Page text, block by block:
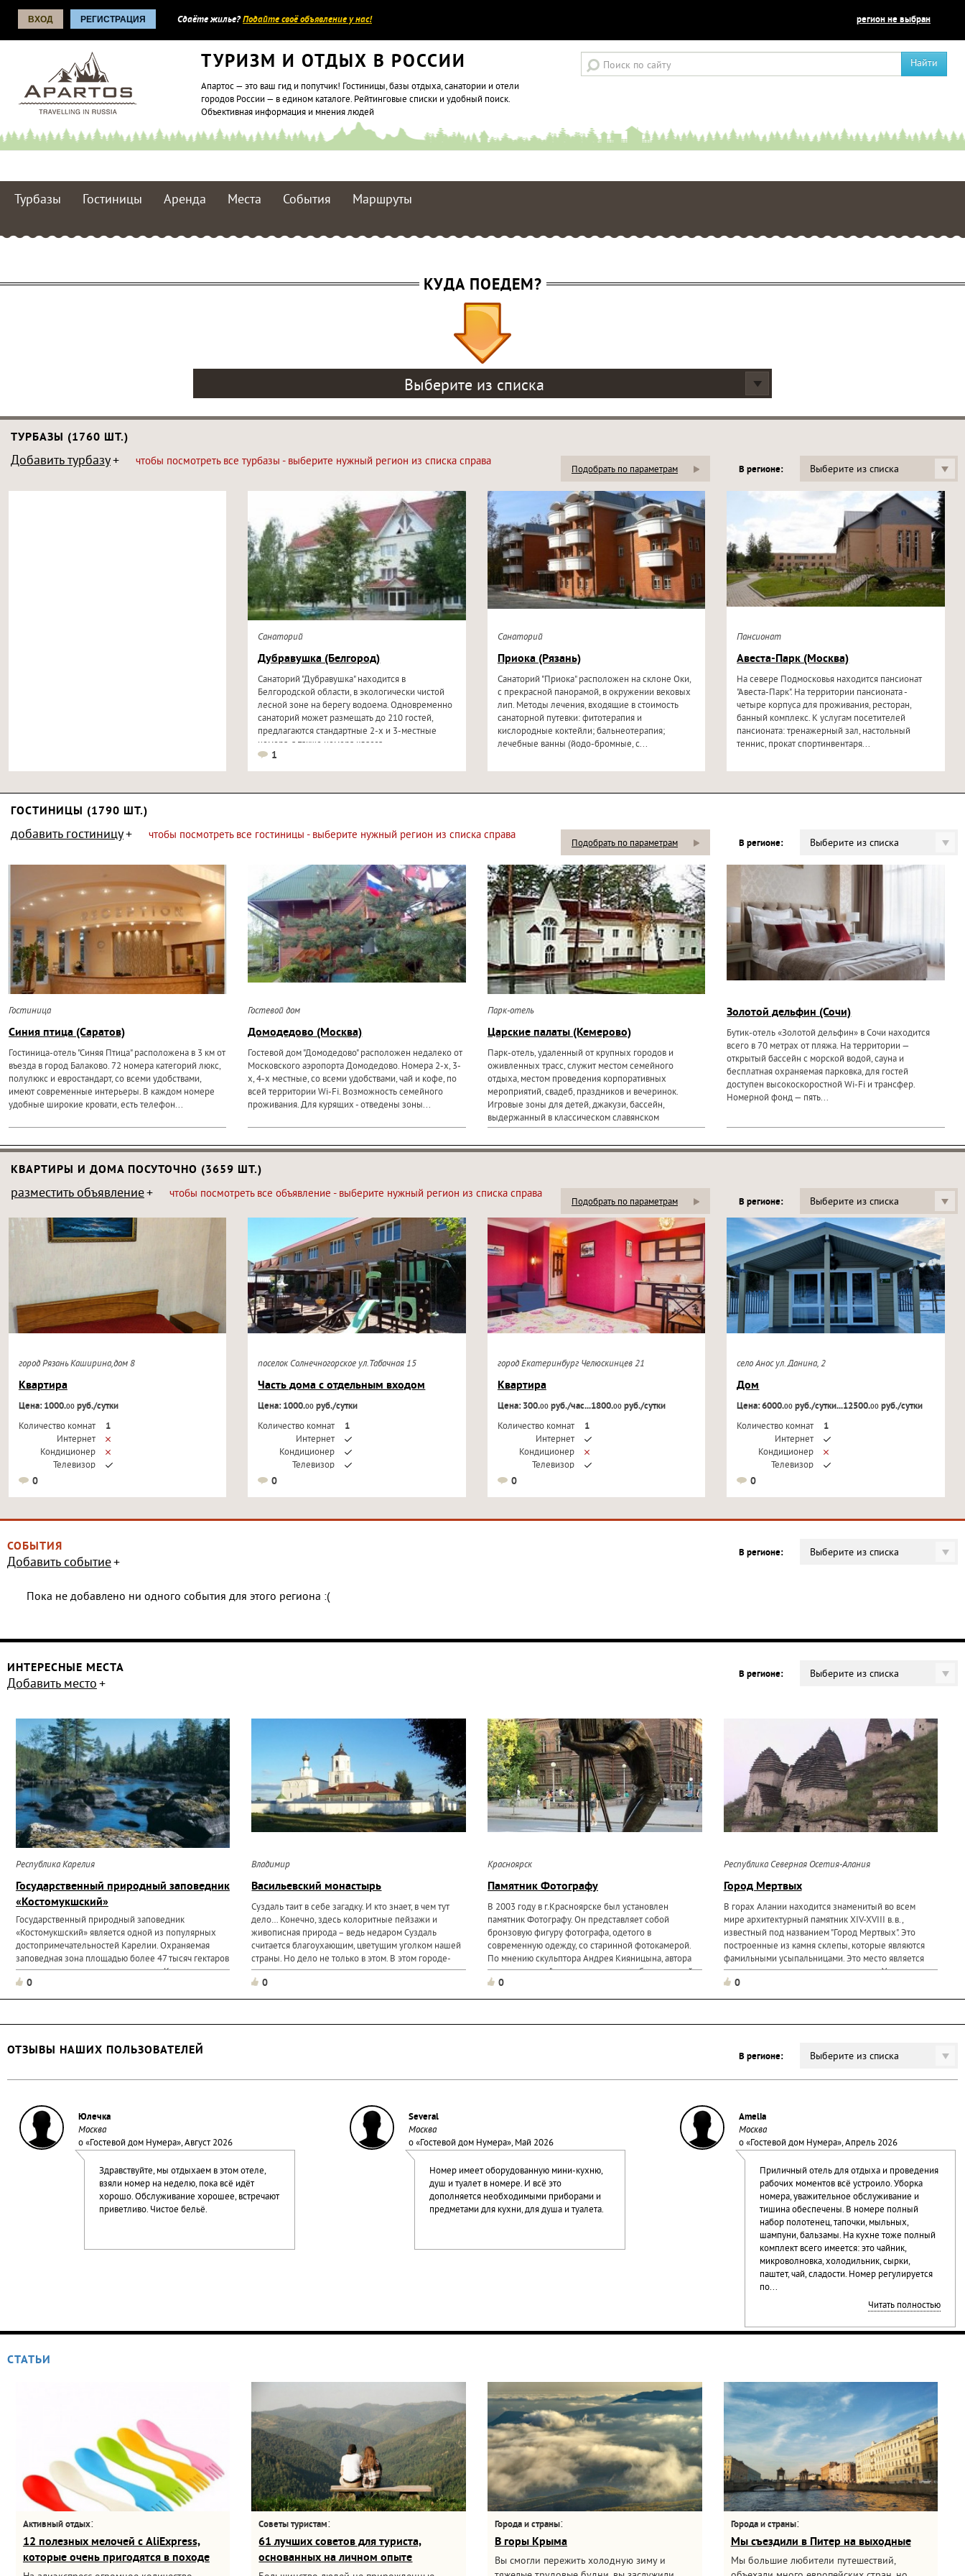
ВХОД РЕГИСТРАЦИЯ Сдаёте жилье?Подайте своё объявление у нас! регион не выбран
ТУРИЗМ И ОТДЫХ В РОССИИ
Апартос — это ваш гид и попутчик! Гостиницы, базы отдыха, санатории и отели
городов России — в едином каталоге. Рейтинговые списки и удобный поиск.
Объективная информация и мнения людей
Найти
Турбазы Гостиницы Аренда Места События Маршруты
КУДА ПОЕДЕМ?
Выберите из списка
ТУРБАЗЫ (1760 ШТ.)
Добавить турбазу чтобы посмотреть все турбазы - выберите нужный регион из списка справа
Подобрать по параметрам В регионе: Выберите из списка
Санаторий
Дубравушка (Белгород)
Санаторий "Дубравушка" находится в
Белгородской области, в экологически чистой
лесной зоне на берегу водоема. Одновременно
санаторий может размещать до 210 гостей,
предлагаются стандартные 2-х и 3-местные
номера, а также номера класса...
1
Санаторий
Приока (Рязань)
Санаторий "Приока" расположен на склоне Оки,
с прекрасной панорамой, в окружении вековых
лип. Методы лечения, входящие в стоимость
санаторной путевки: фитотерапия и
кислородные коктейли; бальнеотерапия;
лечебные ванны (йодо-бромные, с...
Пансионат
Авеста-Парк (Москва)
На севере Подмосковья находится пансионат
"Авеста-Парк". На территории пансионата -
четыре корпуса для проживания, ресторан,
банный комплекс. К услугам посетителей
пансионата: тренажерный зал, настольный
теннис, прокат спортинвентаря...
ГОСТИНИЦЫ (1790 ШТ.)
добавить гостиницу чтобы посмотреть все гостиницы - выберите нужный регион из списка справа
Подобрать по параметрам В регионе: Выберите из списка
Гостиница
Синия птица (Саратов)
Гостиница-отель "Синяя Птица" расположена в 3 км от
въезда в город Балаково. 72 номера категорий люкс,
полулюкс и евростандарт, со всеми удобствами,
имеют современные интерьеры. В каждом номере
удобные широкие кровати, есть телефон...
Гостевой дом
Домодедово (Москва)
Гостевой дом "Домодедово" расположен недалеко от
Московского аэропорта Домодедово. Номера 2-х, 3-
х, 4-х местные, со всеми удобствами, чай и кофе, по
всей территории Wi-Fi. Возможность семейного
проживания. Для курящих - отведены зоны...
Парк-отель
Царские палаты (Кемерово)
Парк-отель, удаленный от крупных городов и
оживленных трасс, служит местом семейного
отдыха, местом проведения корпоративных
мероприятий, свадеб, праздников и вечеринок.
Игровые зоны для детей, джакузи, бассейн,
выдержанный в классическом славянском
Золотой дельфин (Сочи)
Бутик-отель «Золотой дельфин» в Сочи находится
всего в 70 метрах от пляжа. На территории —
открытый бассейн с морской водой, сауна и
бесплатная охраняемая парковка, для гостей
доступен высокоскоростной Wi-Fi и трансфер.
Номерной фонд — пять...
КВАРТИРЫ И ДОМА ПОСУТОЧНО (3659 ШТ.)
разместить объявление чтобы посмотреть все объявление - выберите нужный регион из списка справа
Подобрать по параметрам В регионе: Выберите из списка
город Рязань Каширина,дом 8
Квартира
Цена: 1000.00руб./сутки
Количество комнат
1
Интернет
Кондиционер
Телевизор
0
поселок Солнечногорское ул.Табачная 15
Часть дома с отдельным входом
Цена: 1000.00 руб./сутки
Количество комнат
1
Интернет
Кондиционер
Телевизор
0
город Екатеринбург Челюскинцев 21
Квартира
Цена: 300.00руб./час...1800.00руб./сутки
Количество комнат
1
Интернет
Кондиционер
Телевизор
0
село Анос ул. Данина, 2
Дом
Цена: 6000.00 руб./сутки...12500.00 руб./сутки
Количество комнат
1
Интернет
Кондиционер
Телевизор
0
СОБЫТИЯ
Добавить событие
В регионе: Выберите из списка
Пока не добавлено ни одного события для этого региона :(
ИНТЕРЕСНЫЕ МЕСТА
Добавить место
В регионе: Выберите из списка
Республика Карелия
Государственный природный заповедник
«Костомукшский»
Государственный природный заповедник
«Костомукшский» является одной из популярных
достопримечательностей Карелии. Охраняемая
заповедная зона площадью более 47 тысяч гектаров
расположена неподалеку от города Костомукши и
граничит с Финляндией. В 1983 году этой
территории был присвоен...
0
Владимир
Васильевский монастырь
Суздаль таит в себе загадку. И кто знает, в чем тут
дело… Конечно, здесь колоритные пейзажи и
живописная природа – ведь недаром Суздаль
считается благоухающим, цветущим уголком нашей
страны. Но дело не только в этом. В этом городе-
музее есть не только памятники искусства и
культуры...
0
Красноярск
Памятник Фотографу
В 2003 году в г.Красноярске был установлен
памятник Фотографу. Он представляет собой
бронзовую фигуру фотографа, одетого в
современную одежду, со старинной фотокамерой.
По мнению скульптора Андрея Кияницына, автора
памятника, ему "удалось воплотить собирательный
образ фотографа и показать связь...
0
Республика Северная Осетия-Алания
Город Мертвых
В горах Алании находится знаменитый во всем
мире архитектурный памятник XIV-XVIII в.в.,
известный под названием "Город Мертвых". Это
построенные из камня склепы, которые являются
фамильными усыпальницами. Это место является
одним из самых значимых для осетин. Усыпальницы
объединены в...
0
ОТЗЫВЫ НАШИХ ПОЛЬЗОВАТЕЛЕЙ В регионе: Выберите из списка
Юлечка
Москва
о «Гостевой дом Нумера», Август 2026
Здравствуйте, мы отдыхаем в этом отеле,
взяли номер на неделю, пока всё идёт
хорошо. Обслуживание хорошее, встречают
приветливо. Чистое бельё.
Several
Москва
о «Гостевой дом Нумера», Май 2026
Номер имеет оборудованную мини-кухню,
душ и туалет в номере. И всё это
дополняется необходимыми приборами и
предметами для кухни, для душа и туалета.
Amelia
Москва
о «Гостевой дом Нумера», Апрель 2026
Приличный отель для отдыха и проведения
рабочих моментов всё устроило. Уборка
номера, уважительное обслуживание и
тишина обеспечены. В номере полный
набор полотенец, тапочки, мыльных,
шампуни, бальзамы. На кухне тоже полный
комплект всего имеется: это чайник,
микроволновка, холодильник, сырки,
паштет, чай, сладости. Номер регулируется
по...
Читать полностью
СТАТЬИ
Активный отдых:
12 полезных мелочей с AliExpress,
которые очень пригодятся в походе
Советы туристам:
61 лучших советов для туриста,
основанных на личном опыте
Города и страны:
В горы Крыма
Вы смогли пережить холодную зиму и
Города и страны:
Мы съездили в Питер на выходные
Мы большие любители путешествий,